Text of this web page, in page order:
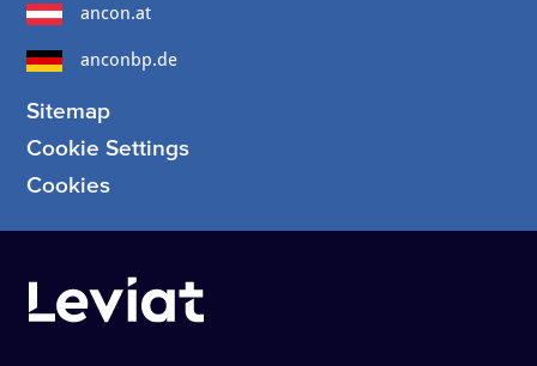
ancon.at
anconbp.de
Sitemap
Cookie Settings
Cookies